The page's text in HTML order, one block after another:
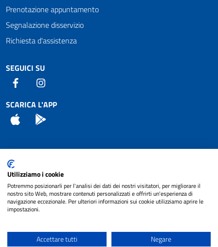
Prenotazione appuntamento
Segnalazione disservizio
Richiesta d'assistenza
SEGUICI SU
Facebook
SCARICA L'APP
App Store
Attuazione Misure PNRR
Piano di miglioramento del sito
Note legali
cura diNET SMART
Utilizziamo i cookie
Potremmo posizionarli per l'analisi dei dati dei nostri visitatori, per migliorare il
nostro sito Web, mostrare contenuti personalizzati e offrirti un'esperienza di
navigazione eccezionale. Per ulteriori informazioni sui cookie utilizziamo aprire le
impostazioni.
Accettare tutti Negare